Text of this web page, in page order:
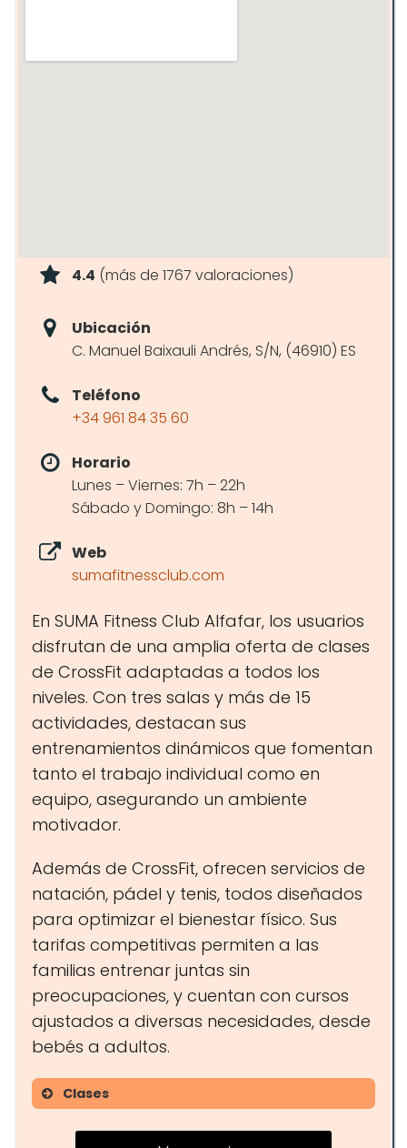
4.4 (más de 1767 valoraciones)
Ubicación
C. Manuel Baixauli Andrés, S/N, (46910) ES
Teléfono
+34 961 84 35 60
Horario
Lunes – Viernes: 7h – 22h
Sábado y Domingo: 8h – 14h
Web
sumafitnessclub.com
En SUMA Fitness Club Alfafar, los usuarios
disfrutan de una amplia oferta de clases
de CrossFit adaptadas a todos los
niveles. Con tres salas y más de 15
actividades, destacan sus
entrenamientos dinámicos que fomentan
tanto el trabajo individual como en
equipo, asegurando un ambiente
motivador.
Además de CrossFit, ofrecen servicios de
natación, pádel y tenis, todos diseñados
para optimizar el bienestar físico. Sus
tarifas competitivas permiten a las
familias entrenar juntas sin
preocupaciones, y cuentan con cursos
ajustados a diversas necesidades, desde
bebés a adultos.
Clases
CROSS TRAINING